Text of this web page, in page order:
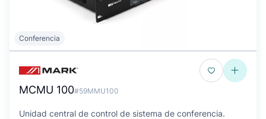
Conferencia
MCMU 100#59MMU100
Unidad central de control de sistema de conferencia.